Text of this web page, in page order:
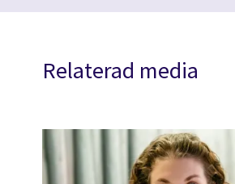
Relaterad media